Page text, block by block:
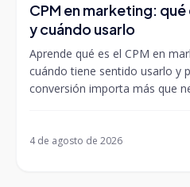
CPM en marketing:
y cuándo usarlo
Aprende qué es el CPM en
cuándo tiene sentido usarlo y
conversión importa más que
4 de agosto de 2026